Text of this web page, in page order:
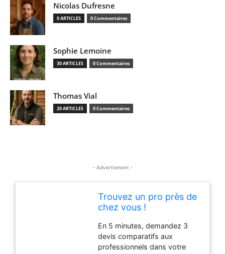
Nicolas Dufresne
0 ARTICLES 0 Commentaires
Sophie Lemoine
30 ARTICLES 0 Commentaires
Thomas Vial
20 ARTICLES 0 Commentaires
- Advertisment -
Trouvez un pro près de
chez vous !
En 5 minutes, demandez 3
devis comparatifs aux
professionnels dans votre